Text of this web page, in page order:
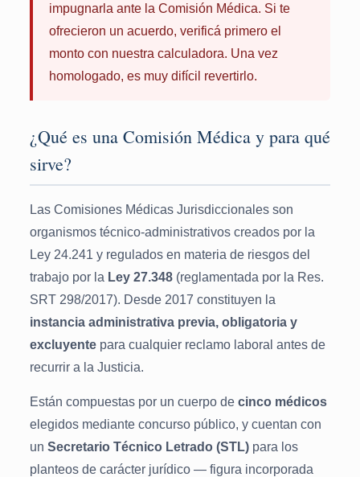
impugnarla ante la Comisión Médica. Si te
ofrecieron un acuerdo, verificá primero el
monto con nuestra calculadora. Una vez
homologado, es muy difícil revertirlo.
¿Qué es una Comisión Médica y para qué
sirve?
Las Comisiones Médicas Jurisdiccionales son
organismos técnico-administrativos creados por la
Ley 24.241 y regulados en materia de riesgos del
trabajo por la Ley 27.348(reglamentada por la Res.
SRT 298/2017). Desde 2017 constituyen la
instancia administrativa previa, obligatoria y
excluyentepara cualquier reclamo laboral antes de
recurrir a la Justicia.
Están compuestas por un cuerpo de cinco médicos
elegidos mediante concurso público, y cuentan con
un Secretario Técnico Letrado (STL)para los
planteos de carácter jurídico — figura incorporada